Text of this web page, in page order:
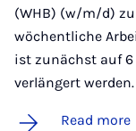
(WHB) (w/m/d)
wöchentliche
ist zunächst auf
verlängert
Read more